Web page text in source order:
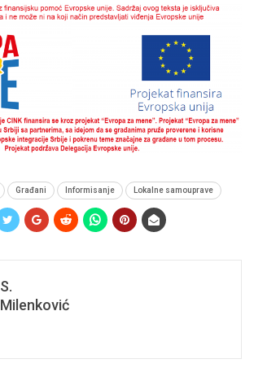
Građani Informisanje Lokalne samouprave
S.
Milenković